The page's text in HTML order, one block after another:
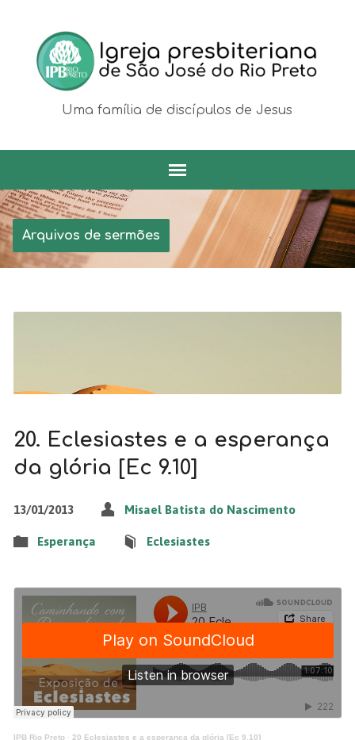
Uma família de discípulos de Jesus
Arquivos de sermões
20. Eclesiastes e a esperança
da glória [Ec 9.10]
13/01/2013 Misael Batista do Nascimento
Esperança Eclesiastes
IPB Rio Preto· 20 Eclesiastes e a esperança da glória [Ec 9.10]